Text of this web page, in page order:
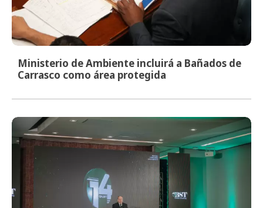
Ministerio de Ambiente incluirá a Bañados de
Carrasco como área protegida